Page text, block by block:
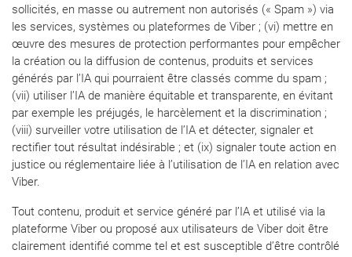
sollicités, en masse ou autrement non autorisés (« Spam ») via
les services, systèmes ou plateformes de Viber ; (vi) mettre en
œuvre des mesures de protection performantes pour empêcher
la création ou la diffusion de contenus, produits et services
générés par l’IA qui pourraient être classés comme du spam ;
(vii) utiliser l’IA de manière équitable et transparente, en évitant
par exemple les préjugés, le harcèlement et la discrimination ;
(viii) surveiller votre utilisation de l’IA et détecter, signaler et
rectifier tout résultat indésirable ; et (ix) signaler toute action en
justice ou réglementaire liée à l’utilisation de l’IA en relation avec
Viber.
Tout contenu, produit et service généré par l’IA et utilisé via la
plateforme Viber ou proposé aux utilisateurs de Viber doit être
clairement identifié comme tel et est susceptible d’être contrôlé